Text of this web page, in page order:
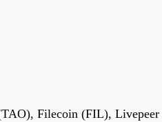
Filecoin (FIL), Livepeer